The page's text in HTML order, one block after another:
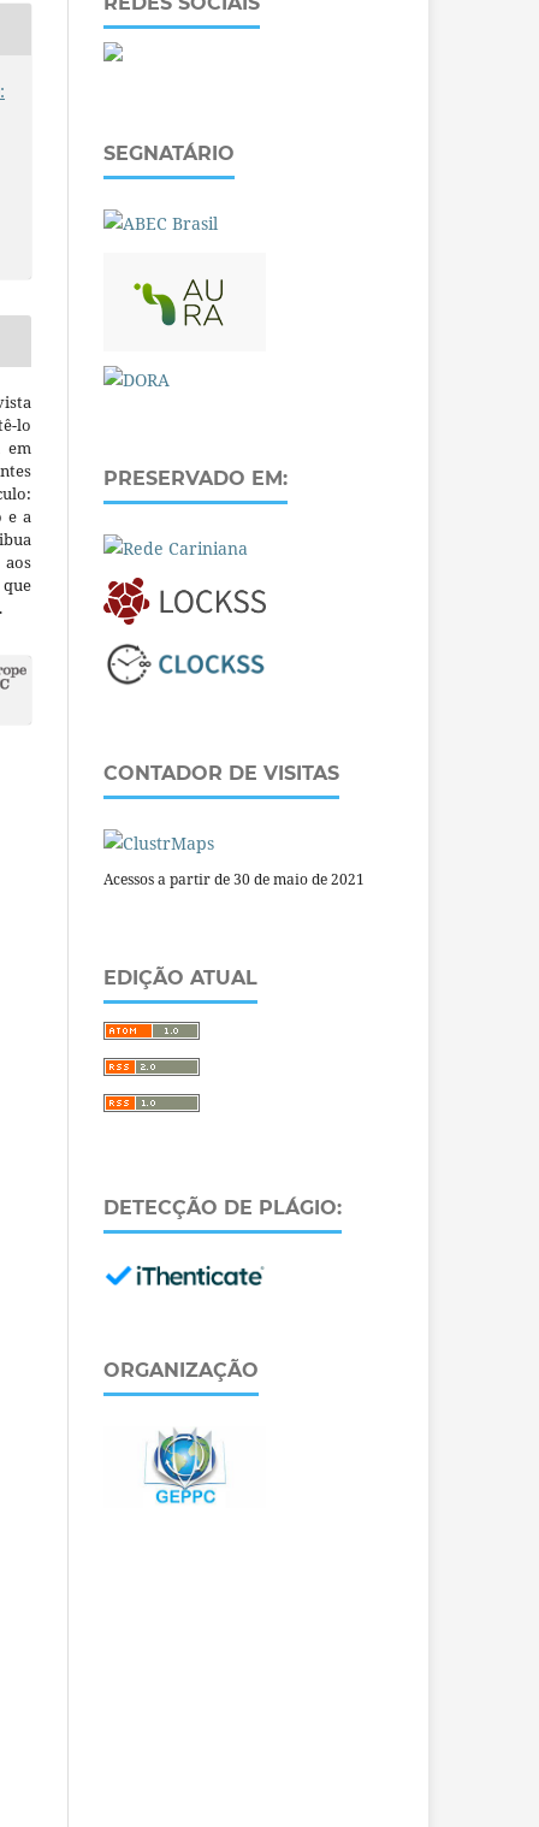
lo
em
e a
SEGNATÁRIO
PRESERVADO EM:
CONTADOR DE VISITAS
Acessos a partir de 30 de maio de 2021
EDIÇÃO ATUAL
DETECÇÃO DE PLÁGIO:
ORGANIZAÇÃO